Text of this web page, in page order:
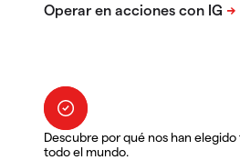
Descubre por qué nos han
todo el mundo.